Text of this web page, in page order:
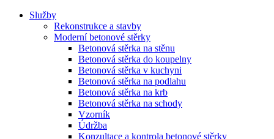
Služby
Rekonstrukce a stavby
Moderní betonové stěrky
Betonová stěrka na stěnu
Betonová stěrka do koupelny
Betonová stěrka v kuchyni
Betonová stěrka na podlahu
Betonová stěrka na krb
Betonová stěrka na schody
Vzorník
Údržba
Konzultace a kontrola betonové stěrky